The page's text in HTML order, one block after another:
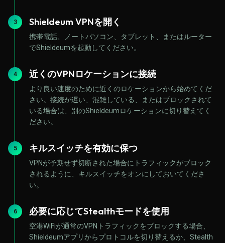
3 Shieldeum VPNを開く
携帯電話、ノートパソコン、タブレット、またはルーター
でShieldeumを起動してください。
4 近くのVPNロケーションに接続
より良い速度のために近くのロケーションから始めてくだ
さい。接続が遅い、混雑している、またはブロックされて
いる場合は、別のShieldeumロケーションに切り替えてく
ださい。
5 キルスイッチを有効に保つ
VPNが予期せず切断された場合にトラフィックがブロック
されるように、キルスイッチをオンにしておいてくださ
い。
6 必要に応じてStealthモードを使用
空港WiFiが通常のVPNトラフィックをブロックする場合、
Shieldeumアプリからプロトコルを切り替えるか、Stealth